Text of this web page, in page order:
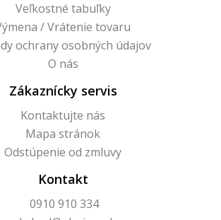
Veľkostné tabuľky
/ Vrátenie tovaru
ochrany osobných údajov
O nás
Zákaznícky servis
Kontaktujte nás
Mapa stránok
Odstúpenie od zmluvy
Kontakt
0910 910 334